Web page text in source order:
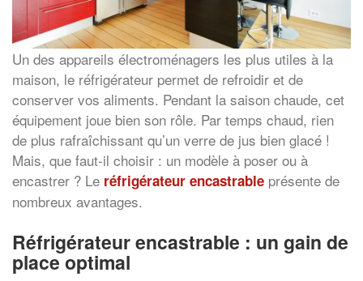
Un des appareils électroménagers les plus utiles à la
maison, le réfrigérateur permet de refroidir et de
conserver vos aliments. Pendant la saison chaude, cet
équipement joue bien son rôle. Par temps chaud, rien
de plus rafraîchissant qu’un verre de jus bien glacé !
Mais, que faut-il choisir : un modèle à poser ou à
encastrer ? Le réfrigérateur encastrable présente de
nombreux avantages.
Réfrigérateur encastrable : un gain de
place optimal